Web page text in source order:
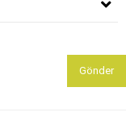
Gönder